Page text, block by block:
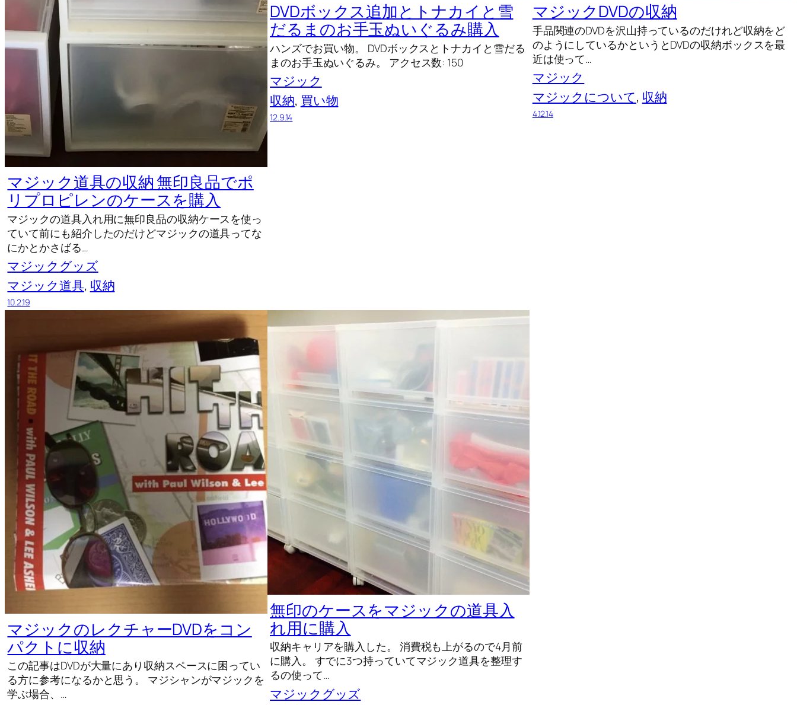
マジック道具の収納 無印良品でポ
リプロピレンのケースを購入
マジックの道具入れ用に無印良品の収納ケースを使っ
ていて前にも紹介したのだけどマジックの道具ってな
にかとかさばる…
マジックグッズ
マジック道具, 収納
10.2.19
DVDボックス追加とトナカイと雪
だるまのお手玉ぬいぐるみ購入
ハンズでお買い物。 DVDボックスとトナカイと雪だる
まのお手玉ぬいぐるみ。 アクセス数: 150
マジック
収納, 買い物
12.9.14
マジックDVDの収納
手品関連のDVDを沢山持っているのだけれど収納をど
のようにしているかというとDVDの収納ボックスを最
近は使って…
マジック
マジックについて, 収納
4.12.14
マジックのレクチャーDVDをコン
パクトに収納
この記事はDVDが大量にあり収納スペースに困ってい
る方に参考になるかと思う。 マジシャンがマジックを
学ぶ場合、…
無印のケースをマジックの道具入
れ用に購入
収納キャリアを購入した。 消費税も上がるので4月前
に購入。 すでに3つ持っていてマジック道具を整理す
るの使って…
マジックグッズ